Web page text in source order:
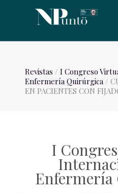
Revistas / I Congreso
Enfermería Quirúrgica/
EN PACIENTES CON
I